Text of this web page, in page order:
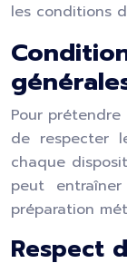
les conditions
Pour
de respecter
chaque
peut
préparation
Respect